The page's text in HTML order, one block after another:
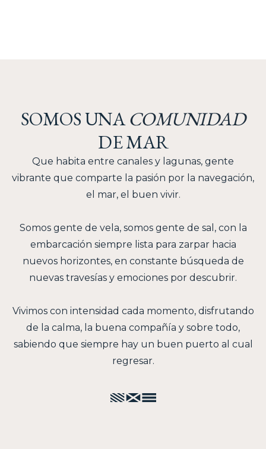
SOMOS UNACOMUNIDAD
DE MAR
Que habita entre canales y lagunas, gente
vibrante que comparte la pasión por la navegación,
el mar, el buen vivir.
Somos gente de vela, somos gente de sal, con la
embarcación siempre lista para zarpar hacia
nuevos horizontes, en constante búsqueda de
nuevas travesías y emociones por descubrir.
Vivimos con intensidad cada momento, disfrutando
de la calma, la buena compañía y sobre todo,
sabiendo que siempre hay un buen puerto al cual
regresar.